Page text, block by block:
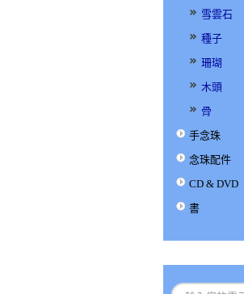
雪雲石
種子
珊瑚
木頭
骨
手念珠
念珠配件
CD & DVD
書